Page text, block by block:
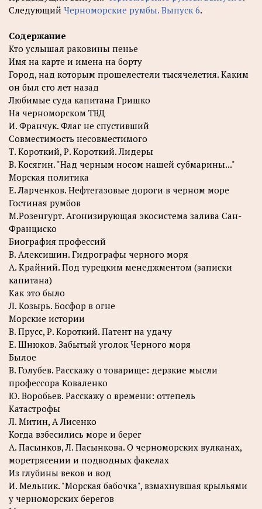
Следующий Черноморские румбы. Выпуск 6.
Содержание
Кто услышал раковины пенье
Имя на карте и имена на борту
Город, над которым прошелестели тысячелетия. Каким
он был сто лет назад
Любимые суда капитана Гришко
На черноморском ТВД
И. Франчук. Флаг не спустивший
Совместимость несовместимого
Т. Короткий, Р. Короткий. Лидеры
В. Косягин. "Над черным носом нашей субмарины..."
Морская политика
Е. Ларченков. Нефтегазовые дороги в черном море
Гостиная румбов
М.Розенгурт. Агонизирующая экосистема залива Сан-
Франциско
Биография профессий
В. Алексишин. Гидрографы черного моря
A. Крайний. Под турецким менеджментом (записки
капитана)
Как это было
Л. Козырь. Босфор в огне
Морские истории
B. Прусс, Р. Короткий. Патент на удачу
Е. Шнюков. Забытый уголок Черного моря
Былое
В. Голубев. Расскажу о товарище: дерзкие мысли
профессора Коваленко
Ю. Воробьев. Расскажу о времени: оттепель
Катастрофы
Л. Митин, А Лисенко
Когда взбесились море и берег
А. Пасынков, Л. Пасынкова. О черноморских вулканах,
моретрясении и подводных факелах
Из глубины веков и вод
И. Мельник. "Морская бабочка", взмахнувшая крыльями
у черноморских берегов